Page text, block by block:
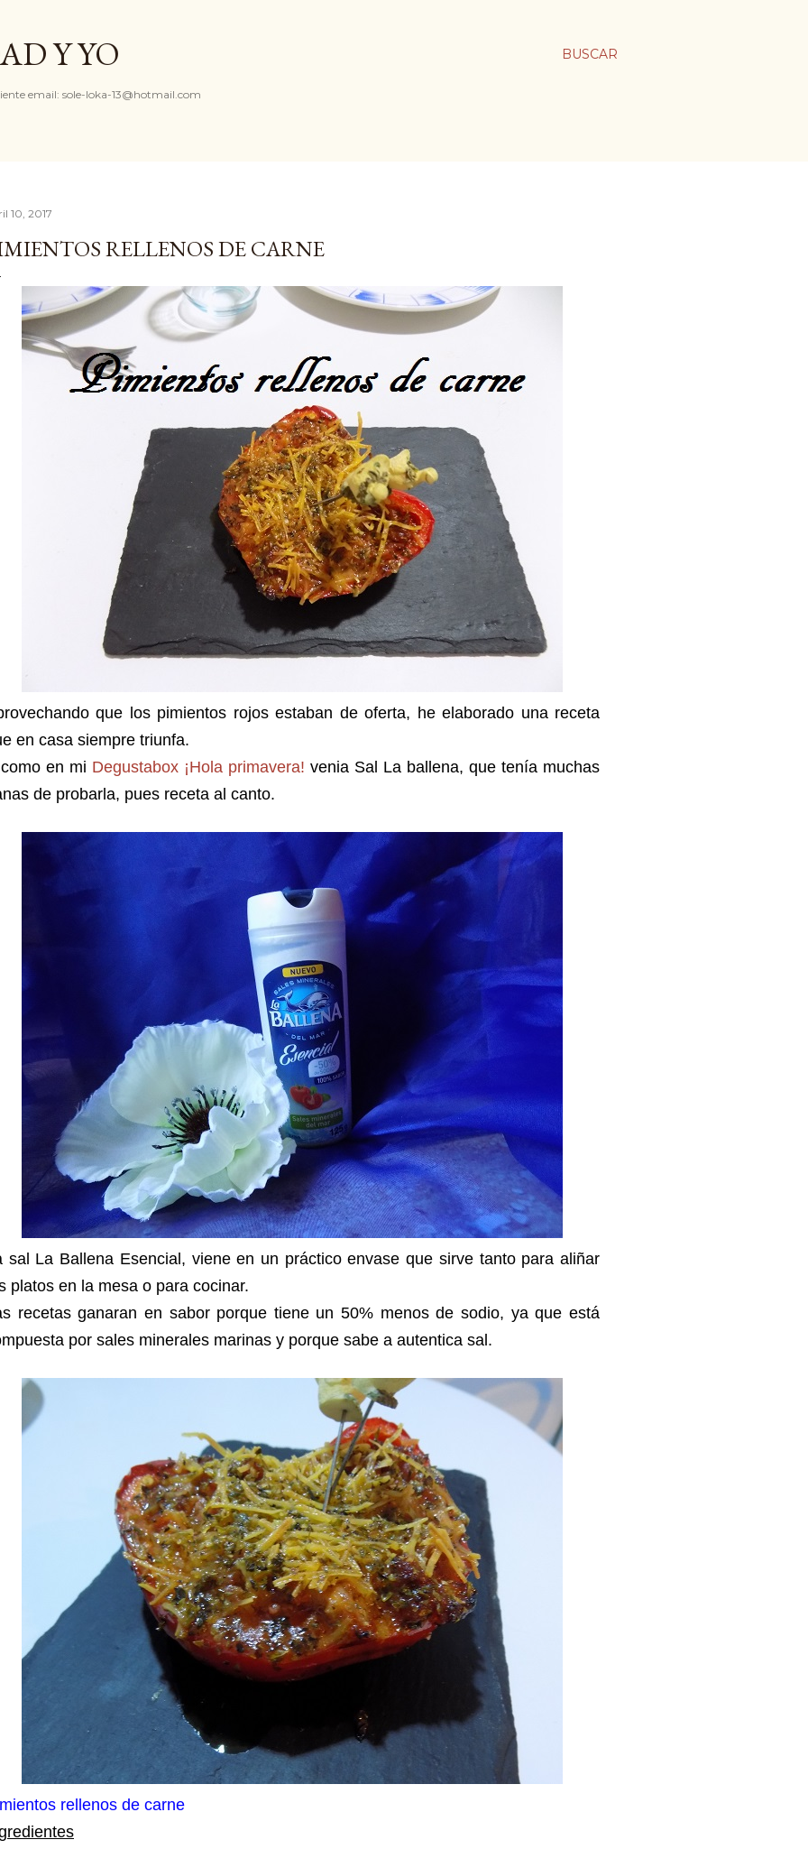
BUSCAR
Y YO
email: sole-loka-13@hotmail.com
10, 2017
RELLENOS DE CARNE
que los pimientos rojos estaban de oferta, he elaborado una receta
en casa siempre triunfa.
en mi Degustabox ¡Hola primavera! venia Sal La ballena, que tenía muchas
de probarla, pues receta al canto.
sal La Ballena Esencial, viene en un práctico envase que sirve tanto para aliñar
platos en la mesa o para cocinar.
recetas ganaran en sabor porque tiene un 50% menos de sodio, ya que está
por sales minerales marinas y porque sabe a autentica sal.
rellenos de carne